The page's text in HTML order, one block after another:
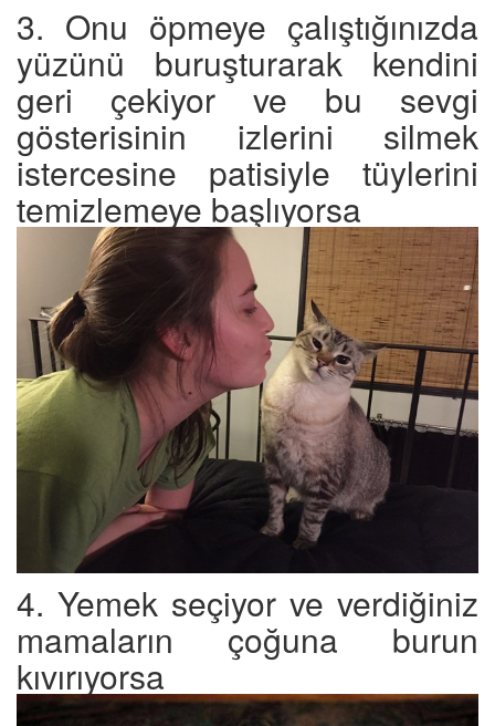
3. Onu öpmeye çalıştığınızda
yüzünü buruşturarak kendini
geri çekiyor ve bu sevgi
gösterisinin izlerini silmek
istercesine patisiyle tüylerini
temizlemeye başlıyorsa
4. Yemek seçiyor ve verdiğiniz
mamaların çoğuna burun
kıvırıyorsa